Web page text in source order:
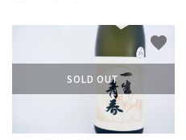
SOLD OUT
favorite